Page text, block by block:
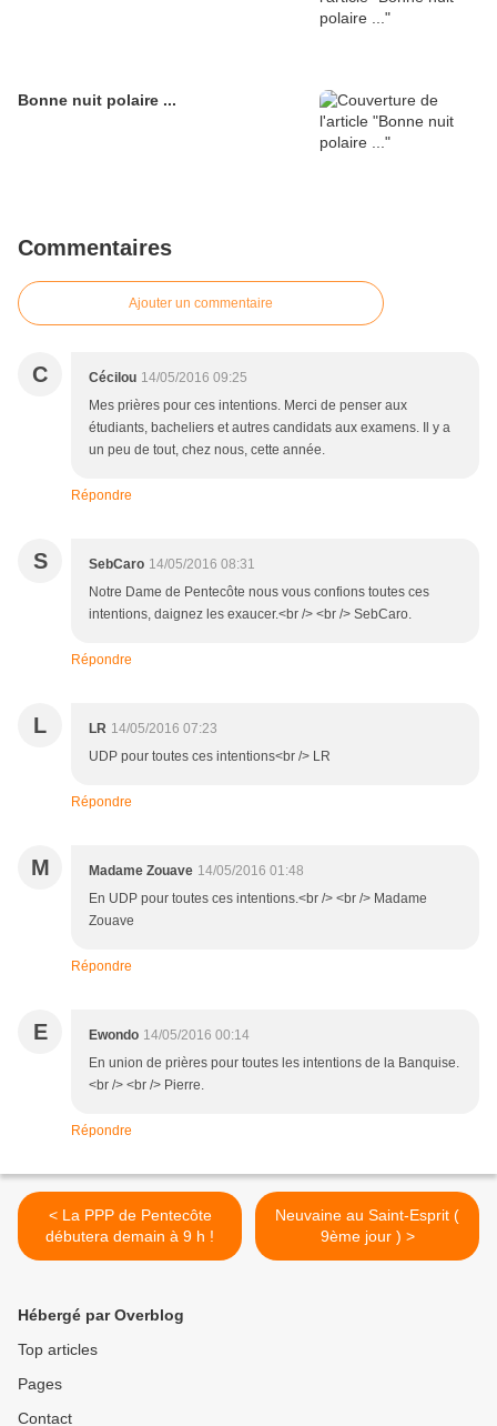
Bonne nuit polaire ...
Commentaires
Ajouter un commentaire
C Cécilou 14/05/2016 09:25
Mes prières pour ces intentions. Merci de penser aux
étudiants, bacheliers et autres candidats aux examens. Il y a
un peu de tout, chez nous, cette année.
Répondre
S SebCaro 14/05/2016 08:31
Notre Dame de Pentecôte nous vous confions toutes ces
intentions, daignez les exaucer.<br /> <br /> SebCaro.
Répondre
L LR 14/05/2016 07:23
UDP pour toutes ces intentions<br /> LR
Répondre
M Madame Zouave 14/05/2016 01:48
En UDP pour toutes ces intentions.<br /> <br /> Madame
Zouave
Répondre
E Ewondo 14/05/2016 00:14
En union de prières pour toutes les intentions de la Banquise.
<br /> <br /> Pierre.
Répondre
< La PPP de Pentecôte
débutera demain à 9 h !
Neuvaine au Saint-Esprit (
9ème jour ) >
Hébergé par Overblog
Top articles
Pages
Contact